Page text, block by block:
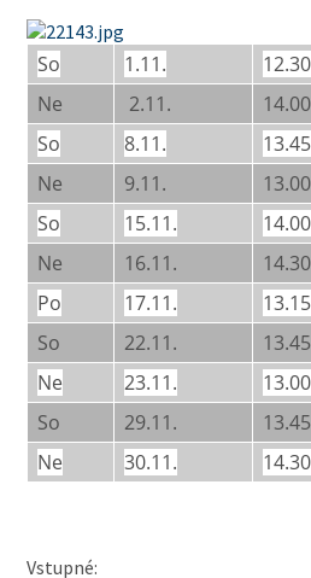
So 1.11.
Ne
2.11.
So
8.11.
Ne
9.11.
So
15.11.
Ne
16.11.
Po
17.11.
So
22.11.
Ne
23.11.
So
29.11.
Ne
30.11.
Vstupné: